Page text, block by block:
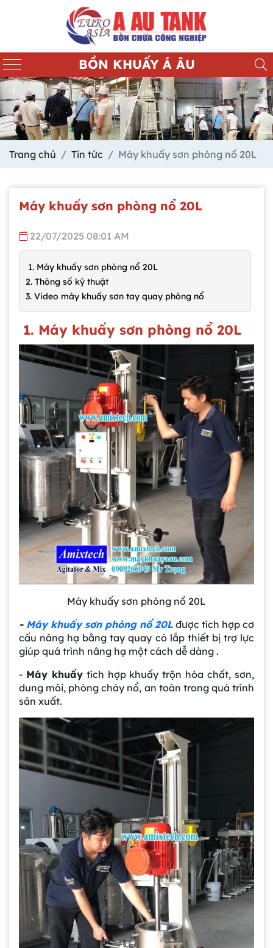
BỒN KHUẤY Á ÂU
Trang chủ Tin tức Máy khuấy sơn phòng nổ 20L
Máy khuấy sơn phòng nổ 20L
22/07/2025 08:01 AM
1. Máy khuấy sơn phòng nổ 20L
2. Thông số kỹ thuật
3. Video máy khuấy sơn tay quay phòng nổ
1. Máy khuấy sơn phòng nổ 20L
Máy khuấy sơn phòng nổ 20L
- Máy khuấy sơn phòng nổ 20L được tích hợp cơ
cấu nâng hạ bằng tay quay có lắp thiết bị trợ lực
giúp quá trình nâng hạ một cách dễ dàng .
- Máy khuấytích hợp khuấy trộn hóa chất, sơn,
dung môi, phòng cháy nổ, an toàn trong quá trình
sản xuất.